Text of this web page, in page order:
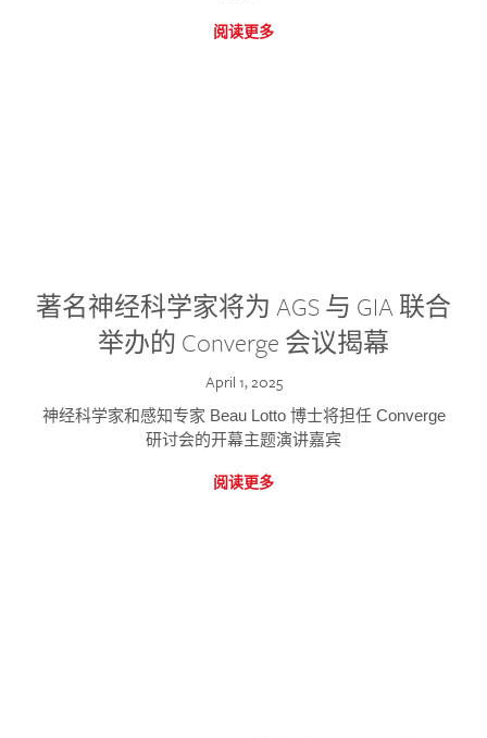
阅读更多
著名神经科学家将为 AGS 与 GIA 联合
举办的 Converge 会议揭幕
April 1, 2025
神经科学家和感知专家 Beau Lotto 博士将担任 Converge
研讨会的开幕主题演讲嘉宾
阅读更多